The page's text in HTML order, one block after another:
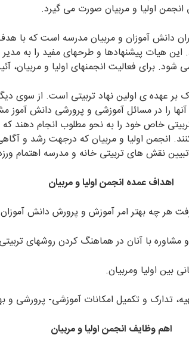
اولیا و مربیان صورت می گیرد.
دانش آموزان و مربیان مدرسه است که با
هیات پیشنهادها و طرحهای مفید را به مدیر
شود. برای فعالیت انجمنهای اولیا و
عهده ی اولین نهاد تربیتی است. از سوی
را در مسائل آموزشی و پرورشی دانش آموز
خاص خود را به نحو مطلوب انجام دهند
انجمن اولیا و مربیان که درجهت رشد و
نقش های تربیتی خانه و مدرسه اهتمام
اهداف عمده انجمن اولیا و مربیان
هر چه بهتر امر آموزش و پرورش دانش
اهم وظایف انجمن اولیا و مربیان